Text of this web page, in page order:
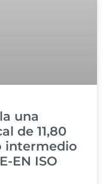
una
de 11,80
intermedio
EN ISO